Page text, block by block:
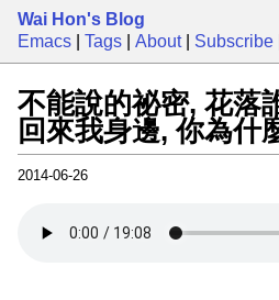
Wai Hon's Blog
Emacs
Tags About| Subscribe
不能說的祕密, 花落
回來我身邊, 你為什
2014-06-26